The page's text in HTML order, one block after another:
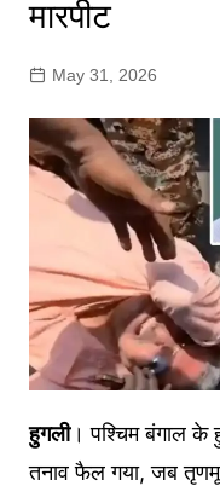
मारपीट
May 31, 2026
हुगली। पश्चिम बंगाल के
तनाव फैल गया, जब